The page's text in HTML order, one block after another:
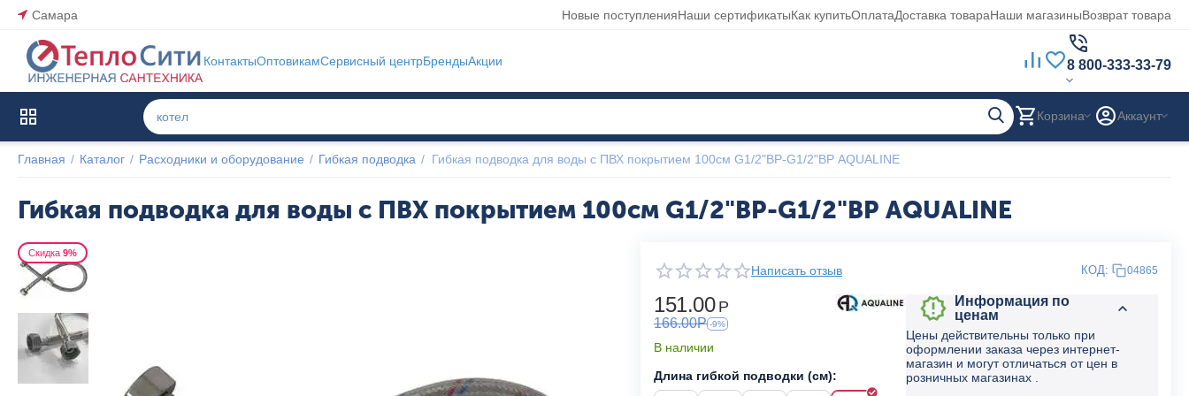
Самара Новые поступленияНаши сертификатыКак купитьОплатаДоставка товараНаши магазиныВозврат товара
КонтактыОптовикамСервисный центрБрендыАкции 8 800-333-33-79
Корзина Аккаунт
Главная / Каталог / Расходники и оборудование / Гибкая подводка / Гибкая подводка для воды с ПВХ покрытием 100см G1/2"ВР-G1/2"ВР AQUALINE
Гибкая подводка для воды с ПВХ покрытием 100см G1/2"ВР-G1/2"ВР AQUALINE
Скидка 9%
Написать отзыв КОД: 04865
151.00 Р
166.00Р -9%
В наличии
Длина гибкой подводки (см):
Информация по
ценам
Цены действительны только при
оформлении заказа через интернет-
магазин и могут отличаться от цен в
розничных магазинах .